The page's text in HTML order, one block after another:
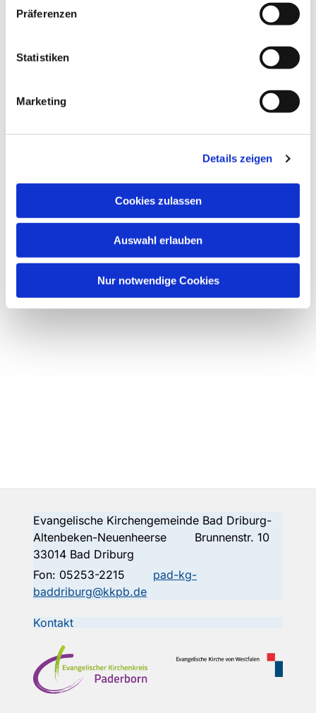
Präferenzen
Statistiken
Marketing
Details zeigen
Cookies zulassen
Auswahl erlauben
Nur notwendige Cookies
Evangelische Kirchengemeinde Bad Driburg-
Altenbeken-Neuenheerse Brunnenstr. 10
33014 Bad Driburg
Fon: 05253-2215
pad-kg-
baddriburg@kkpb.de
Kontakt